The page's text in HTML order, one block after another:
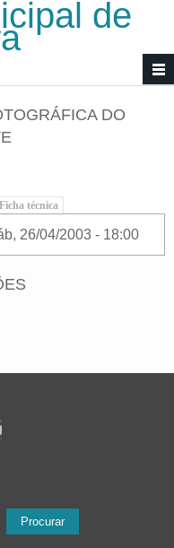
de
DO
Ficha técnica
26/04/2003 - 18:00